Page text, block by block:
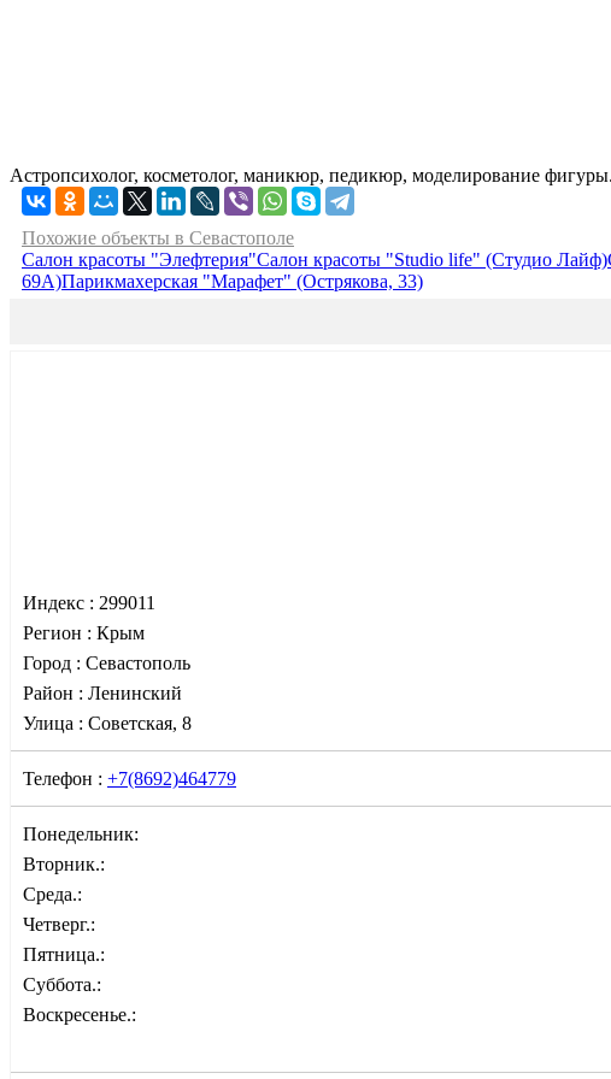
Астропсихолог, косметолог, маникюр, педикюр, моделирование
Похожие объекты в Севастополе
Салон красоты "Элефтерия"Салон красоты "Studio life" (Студио Лайф)
69А)Парикмахерская "Марафет" (Острякова, 33)
Индекс : 299011
Регион : Крым
Город : Севастополь
Район : Ленинский
Улица : Советская, 8
Телефон : +7(8692)464779
Понедельник:
Вторник.:
Среда.:
Четверг.:
Пятница.:
Суббота.:
Воскресенье.: